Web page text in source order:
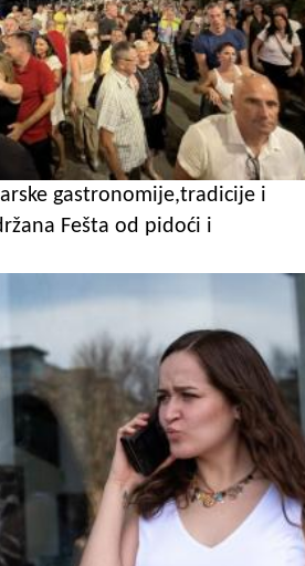
gastronomije,tradicije i
Fešta od pidoći i